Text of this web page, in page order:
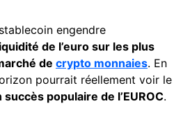
engendre
de l’euro sur les plus
de crypto monnaies. En
pourrait réellement voir le
succès populaire de l’EUROC.